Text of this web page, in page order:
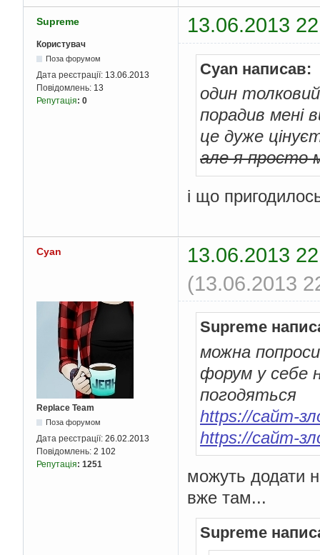
Supreme 13.06.2013
Користувач
Поза форумом
Дата реєстрації: 13.06.2013
Повідомлень: 13
Репутація: 0
Cyan написав:
один
порадив мені
це дуже
але я просто
і що
Cyan
13.06.2013
(13.06.2013
Replace Team
Поза форумом
Дата реєстрації: 26.02.2013
Повідомлень: 2 102
Репутація: 1251
Supreme
можна
форум у себе
погодяться
https://сайт-
https://сайт-
можуть додати
вже там...
Supreme